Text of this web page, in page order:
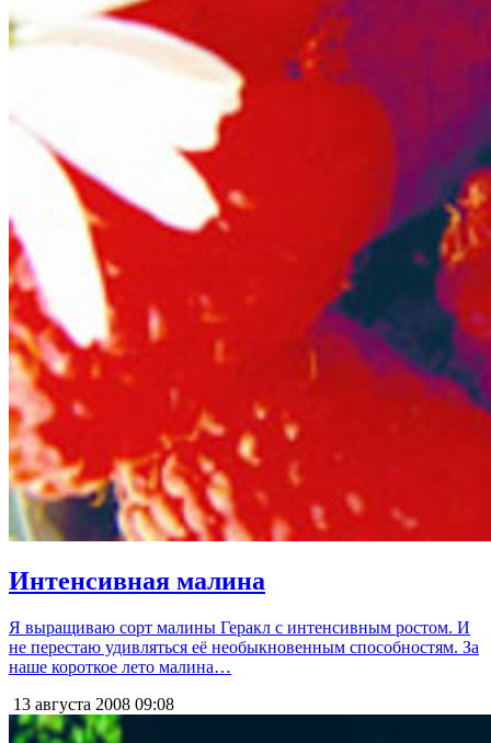
Интенсивная малина
Я выращиваю сорт малины Геракл с интенсивным ростом. И
не перестаю удивляться её необыкновенным способностям. За
наше короткое лето малина…
13 августа 2008 09:08